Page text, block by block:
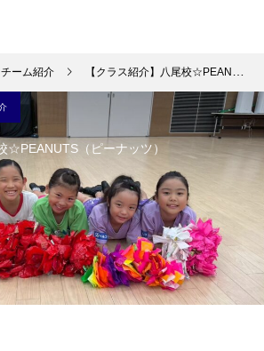
チーム紹介 【クラス紹介】八尾校☆PEANUTS（ピーナッツ）
☆PEANUTS（ピーナッツ）